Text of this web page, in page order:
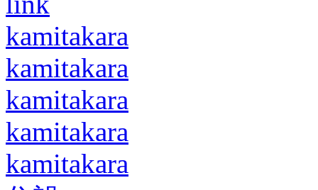
kamitakara
kamitakara
kamitakara
kamitakara
kamitakara